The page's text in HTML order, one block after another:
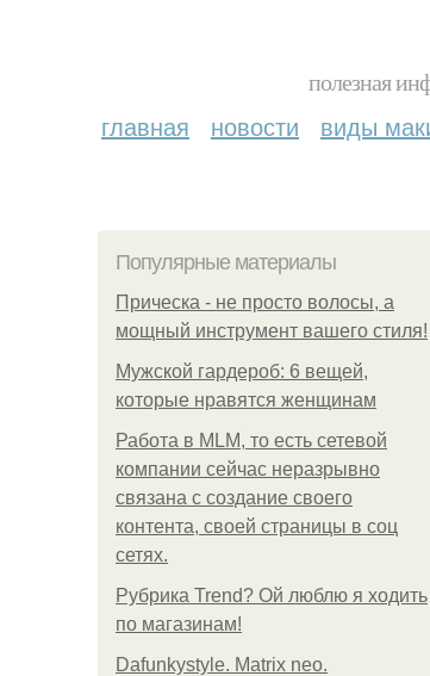
полезная
главная новости виды
Популярные материалы
Прическа - не просто волосы, а
мощный инструмент вашего стиля!
Мужской гардероб: 6 вещей,
которые нравятся женщинам
Работа в MLM, то есть сетевой
компании сейчас неразрывно
связана с создание своего
контента, своей страницы в соц
сетях.
Рубрика Trend? Ой люблю я ходить
по магазинам!
Dafunkystyle. Matrix neo.